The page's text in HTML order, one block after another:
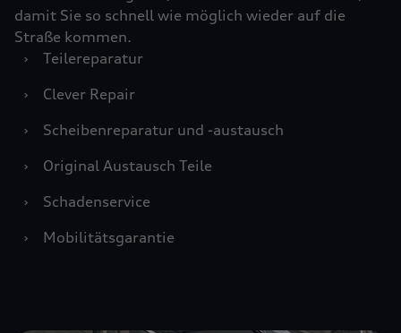
damit Sie so schnell wie möglich wieder auf die
Straße kommen.
›
Teilereparatur
›
Clever Repair
›
Scheibenreparatur und -austausch
›
Original Austausch Teile
›
Schadenservice
›
Mobilitätsgarantie